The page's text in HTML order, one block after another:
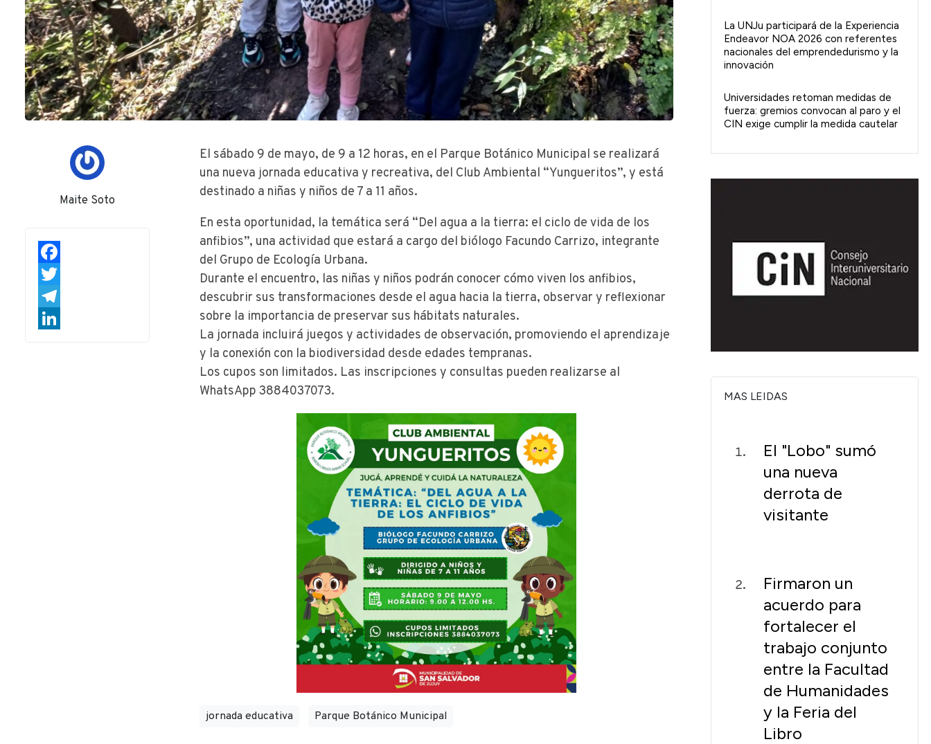
Maite Soto
Facebook
Twitter
Telegram
El sábado 9 de mayo, de 9 a 12 horas, en el Parque Botánico Municipal se realizará
una nueva jornada educativa y recreativa, del Club Ambiental “Yungueritos”, y está
destinado a niñas y niños de 7 a 11 años.
En esta oportunidad, la temática será “Del agua a la tierra: el ciclo de vida de los
anfibios”, una actividad que estará a cargo del biólogo Facundo Carrizo, integrante
del Grupo de Ecología Urbana.
Durante el encuentro, las niñas y niños podrán conocer cómo viven los anfibios,
descubrir sus transformaciones desde el agua hacia la tierra, observar y reflexionar
sobre la importancia de preservar sus hábitats naturales.
La jornada incluirá juegos y actividades de observación, promoviendo el aprendizaje
y la conexión con la biodiversidad desde edades tempranas.
Los cupos son limitados. Las inscripciones y consultas pueden realizarse al
WhatsApp 3884037073.
jornada educativa Parque Botánico Municipal
La UNJu participará de la Experiencia
Endeavor NOA 2026 con referentes
nacionales del emprendedurismo y la
innovación
Universidades retoman medidas de
fuerza: gremios convocan al paro y el
CIN exige cumplir la medida cautelar
MAS LEIDAS
El "Lobo" sumó
una nueva
derrota de
visitante
Firmaron un
acuerdo para
fortalecer el
trabajo conjunto
entre la Facultad
de Humanidades
y la Feria del
Libro